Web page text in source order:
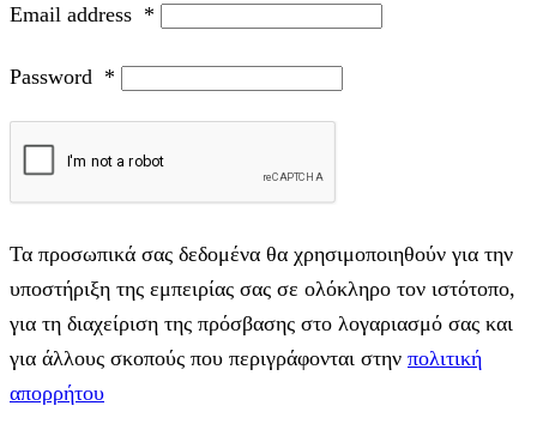
Email address *
Password *
Τα προσωπικά σας δεδομένα θα χρησιμοποιηθούν για την
υποστήριξη της εμπειρίας σας σε ολόκληρο τον ιστότοπο,
για τη διαχείριση της πρόσβασης στο λογαριασμό σας και
για άλλους σκοπούς που περιγράφονται στην πολιτική
απορρήτου